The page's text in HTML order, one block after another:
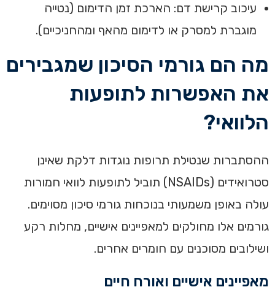
עיכוב קרישת דם: הארכת זמן הדימום (נטייה
מוגברת למסרק או לדימום מהאף ומהחניכיים).
מה הם גורמי הסיכון שמגבירים
את האפשרות לתופעות
הלוואי?
ההסתברות שנטילת תרופות נוגדות דלקת שאינן
סטרואידים (NSAIDs) תוביל לתופעות לוואי חמורות
עולה באופן משמעותי בנוכחות גורמי סיכון מסוימים.
גורמים אלו מחולקים למאפיינים אישיים, מחלות רקע
ושילובים מסוכנים עם חומרים אחרים.
מאפיינים אישיים ואורח חיים